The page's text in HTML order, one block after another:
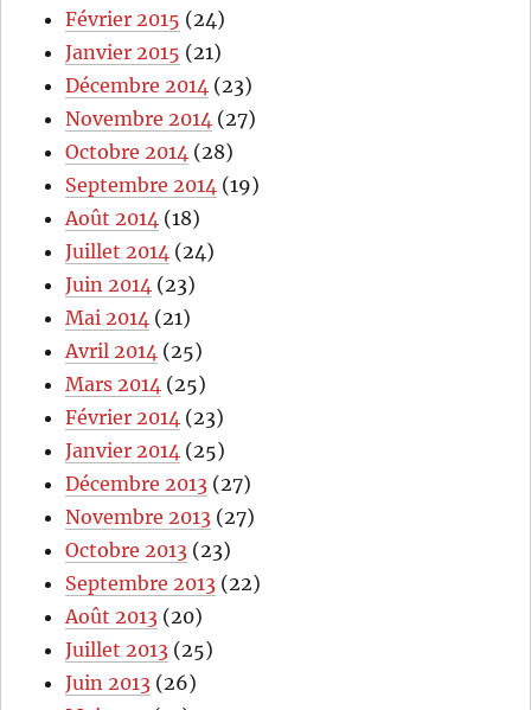
Février 2015 (24)
Janvier 2015 (21)
Décembre 2014 (23)
Novembre 2014 (27)
Octobre 2014 (28)
Septembre 2014 (19)
Août 2014 (18)
Juillet 2014 (24)
Juin 2014 (23)
Mai 2014 (21)
Avril 2014 (25)
Mars 2014 (25)
Février 2014 (23)
Janvier 2014 (25)
Décembre 2013 (27)
Novembre 2013 (27)
Octobre 2013 (23)
Septembre 2013 (22)
Août 2013 (20)
Juillet 2013 (25)
Juin 2013 (26)